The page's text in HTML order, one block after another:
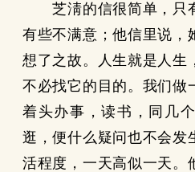
芝淸的信很简单，只
有些不满意；他信里说，
想了之故。人生就是人生
不必找它的目的。我们做
着头办事，读书，同几
逛，便什么疑问也不会发
活程度，一天高似一天。